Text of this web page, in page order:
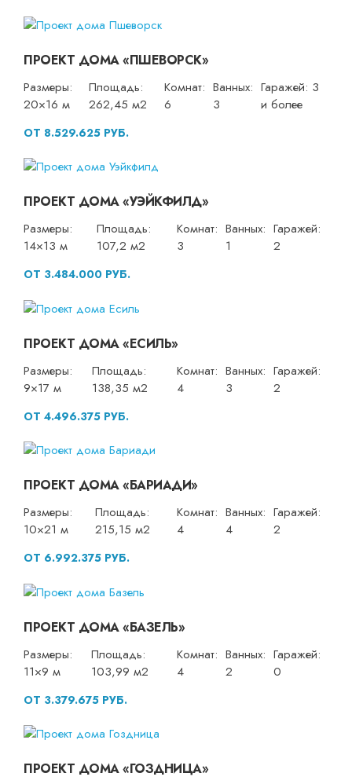
ПРОЕКТ ДОМА «ПШЕВОРСК»
Размеры:
20×16 м
Площадь:
262,45 м2
Комнат:
6
Ванных:
3
Гаражей: 3
и более
ОТ 8.529.625 РУБ.
ПРОЕКТ ДОМА «УЭЙКФИЛД»
Размеры:
14×13 м
Площадь:
107,2 м2
Комнат:
3
Ванных:
1
Гаражей:
2
ОТ 3.484.000 РУБ.
ПРОЕКТ ДОМА «ЕСИЛЬ»
Размеры:
9×17 м
Площадь:
138,35 м2
Комнат:
4
Ванных:
3
Гаражей:
2
ОТ 4.496.375 РУБ.
ПРОЕКТ ДОМА «БАРИАДИ»
Размеры:
10×21 м
Площадь:
215,15 м2
Комнат:
4
Ванных:
4
Гаражей:
2
ОТ 6.992.375 РУБ.
ПРОЕКТ ДОМА «БАЗЕЛЬ»
Размеры:
11×9 м
Площадь:
103,99 м2
Комнат:
4
Ванных:
2
Гаражей:
0
ОТ 3.379.675 РУБ.
ПРОЕКТ ДОМА «ГОЗДНИЦА»